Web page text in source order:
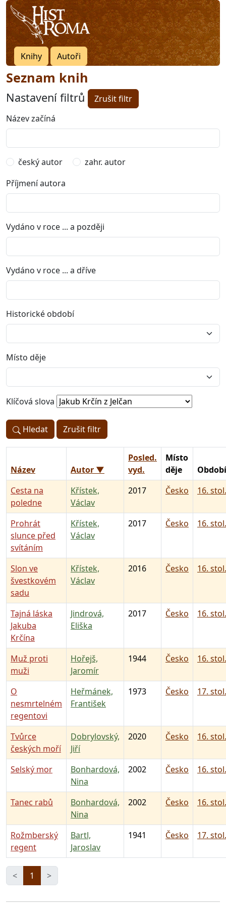
Knihy Autoři
Seznam knih
Nastavení filtrů
Zrušit filtr
Název začíná
český autor
zahr. autor
Příjmení autora
Vydáno v roce ... a později
Vydáno v roce ... a dříve
Historické období
Místo děje
Klíčová slova
Hledat Zrušit filtr
Název Autor ▼
Posled.
vyd.
Místo
děje
Období
Cesta na
poledne
Křístek,
Václav
2017 Česko 16. stol.
Prohrát
slunce před
svítáním
Křístek,
Václav
2017 Česko 16. stol.
Slon ve
švestkovém
sadu
Křístek,
Václav
2016 Česko 16. stol.
Tajná láska
Jakuba
Krčína
Jindrová,
Eliška
2017 Česko 16. stol.
Muž proti
muži
Hořejš,
Jaromír
1944 Česko 16. stol.
O
nesmrtelném
regentovi
Heřmánek,
František
1973 Česko 17. stol.
Tvůrce
českých moří
Dobrylovský,
Jiří
2020 Česko 16. stol.
Selský mor
Bonhardová,
Nina
2002 Česko 16. stol.
Tanec rabů
Bonhardová,
Nina
2002 Česko 16. stol.
Rožmberský
regent
Bartl,
Jaroslav
1941 Česko 17. stol.
< 1 >